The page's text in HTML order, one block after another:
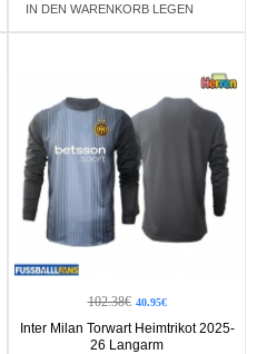
IN DEN WARENKORB LEGEN
102.38€ 40.95€
Inter Milan Torwart Heimtrikot 2025-
26 Langarm